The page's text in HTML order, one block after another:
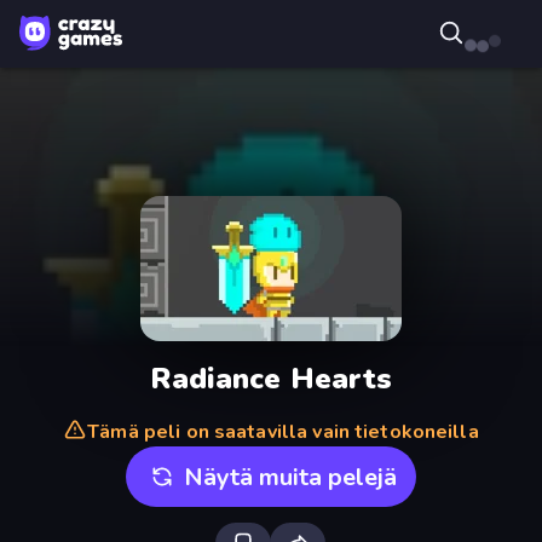
Radiance Hearts
Tämä peli on saatavilla vain tietokoneilla
Näytä muita pelejä